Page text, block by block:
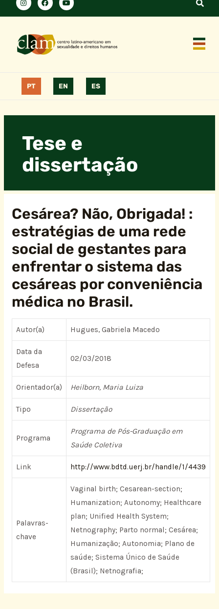
PT EN ES
Tese e
dissertação
Cesárea? Não, Obrigada! :
estratégias de uma rede
social de gestantes para
enfrentar o sistema das
cesáreas por conveniência
médica no Brasil.
Autor(a) Hugues, Gabriela Macedo
Data da
Defesa
02/03/2018
Orientador(a) Heilborn, Maria Luiza
Tipo Dissertação
Programa
Programa de Pós-Graduação em
Saúde Coletiva
Link http://www.bdtd.uerj.br/handle/1/4439
Palavras-
chave
Vaginal birth; Cesarean-section;
Humanization; Autonomy; Healthcare
plan; Unified Health System;
Netnography; Parto normal; Cesárea;
Humanização; Autonomia; Plano de
saúde; Sistema Único de Saúde
(Brasil); Netnografia;